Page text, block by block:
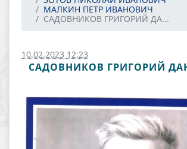
МАЛКИН ПЕТР ИВАНОВИЧ
САДОВНИКОВ ГРИГОРИЙ ДА...
10.02.2023 12:23
САДОВНИКОВ ГРИГОРИЙ